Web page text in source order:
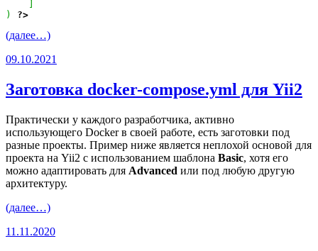
)
?>
(далее…)
09.10.2021
Заготовка docker-compose.yml для Yii2
Практически у каждого разработчика, активно
использующего Docker в своей работе, есть заготовки под
разные проекты. Пример ниже является неплохой основой для
проекта на Yii2 с использованием шаблона Basic, хотя его
можно адаптировать для Advanced или под любую другую
архитектуру.
(далее…)
11.11.2020